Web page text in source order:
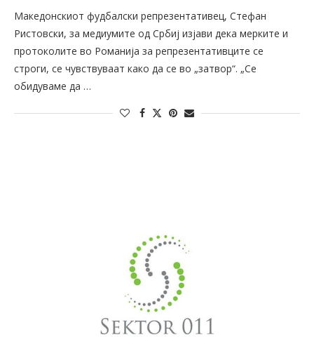
Македонскиот фудбалски репрезентативец, Стефан
Ристовски, за медиумите од Србиј изјави дека мерките и
протоколите во Романија за репрезентативците се
строги, се чувствуваат како да се во „затвор“. „Се
обидуваме да …